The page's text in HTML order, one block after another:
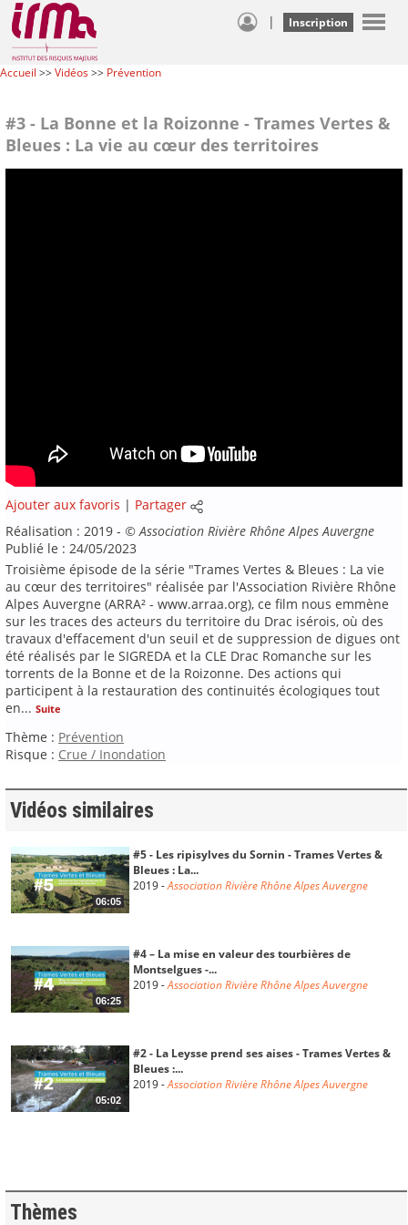
| Inscription
Accueil >>Vidéos>> Prévention
#3 - La Bonne et la Roizonne - Trames Vertes &
Bleues : La vie au cœur des territoires
Ajouter aux favoris | Partager
Réalisation : 2019 - © Association Rivière Rhône Alpes Auvergne
Publié le : 24/05/2023
Troisième épisode de la série "Trames Vertes & Bleues : La vie
au cœur des territoires" réalisée par l'Association Rivière Rhône
Alpes Auvergne (ARRA² - www.arraa.org), ce film nous emmène
sur les traces des acteurs du territoire du Drac isérois, où des
travaux d'effacement d'un seuil et de suppression de digues ont
été réalisés par le SIGREDA et la CLE Drac Romanche sur les
torrents de la Bonne et de la Roizonne. Des actions qui
participent à la restauration des continuités écologiques tout
en... Suite
Thème : Prévention
Risque : Crue / Inondation
Vidéos similaires
06:05
#5 - Les ripisylves du Sornin - Trames Vertes &
Bleues : La...
2019-Association Rivière Rhône Alpes Auvergne
06:25
#4 – La mise en valeur des tourbières de
Montselgues -...
2019-Association Rivière Rhône Alpes Auvergne
05:02
#2 - La Leysse prend ses aises - Trames Vertes &
Bleues :...
2019-Association Rivière Rhône Alpes Auvergne
Thèmes